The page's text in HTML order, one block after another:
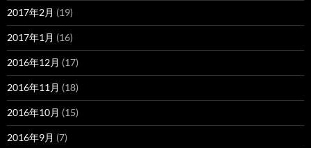
2017年2月 (19)
2017年1月 (16)
2016年12月 (17)
2016年11月 (18)
2016年10月 (15)
2016年9月 (7)